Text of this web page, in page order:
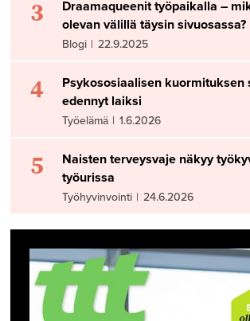
3
Draamaqueenit työpaikalla –
olevan välillä täysin sivuosassa?
Blogi | 22.9.2025
4
Psykososiaalisen kuormituksen
edennyt laiksi
Työelämä | 1.6.2026
5
Naisten terveysvaje näkyy
työurissa
Työhyvinvointi | 24.6.2026